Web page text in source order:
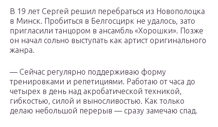
В 19 лет Сергей решил перебраться из Новополоцка
в Минск. Пробиться в Белгосцирк не удалось, зато
пригласили танцором в ансамбль «Хорошки». Позже
он начал сольно выступать как артист оригинального
жанра.
— Сейчас регулярно поддерживаю форму
тренировками и репетициями. Работаю от часа до
четырех в день над акробатической техникой,
гибкостью, силой и выносливостью. Как только
делаю небольшой перерыв — сразу замечаю спад.